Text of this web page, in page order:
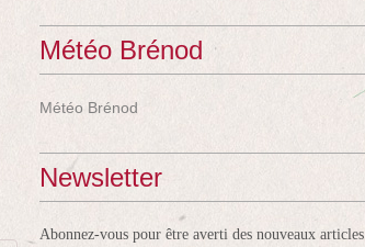
Météo Brénod
Météo Brénod
Newsletter
Abonnez-vous pour être averti des nouveaux articles